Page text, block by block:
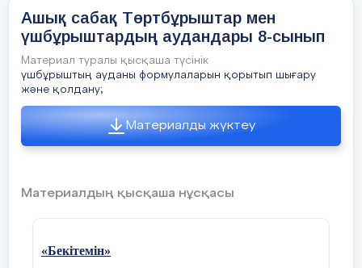
Ашық сабақ Төртбұрыштар мен
үшбұрыштардың аудандары 8-сынып
Материал туралы қысқаша түсінік
үшбұрыштың ауданы формулаларын қорытып шығару
және қолдану;
Материалды жүктеу
Материалдың қысқаша нұсқасы
«Бекітемін»